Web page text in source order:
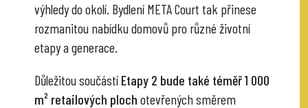
výhledy do okolí. Bydlení META Court tak přinese
rozmanitou nabídku domovů pro různé životní
etapy a generace.
Důležitou součástí Etapy 2 bude také téměř 1 000
m² retailových ploch otevřených směrem